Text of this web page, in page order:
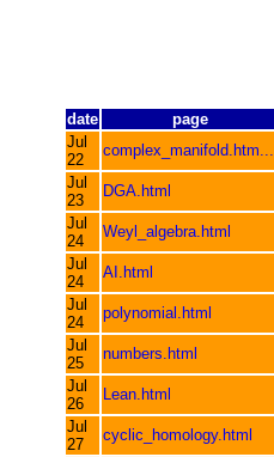
date
page
Jul
22
complex_manifold.htm...
Jul
23
DGA.html
Jul
24
Weyl_algebra.html
Jul
24
AI.html
Jul
24
polynomial.html
Jul
25
numbers.html
Jul
26
Lean.html
Jul
27
cyclic_homology.html